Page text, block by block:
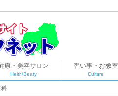
康・美容サロン
Helth/Beaty
習い事・お教室
Culture